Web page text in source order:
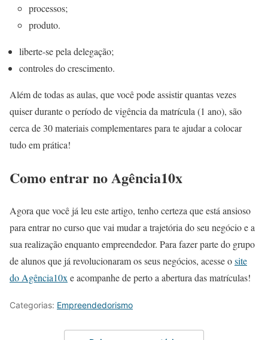
processos;
produto.
liberte-se pela delegação;
controles do crescimento.
Além de todas as aulas, que você pode assistir quantas vezes
quiser durante o período de vigência da matrícula (1 ano), são
cerca de 30 materiais complementares para te ajudar a colocar
tudo em prática!
Como entrar no Agência10x
Agora que você já leu este artigo, tenho certeza que está ansioso
para entrar no curso que vai mudar a trajetória do seu negócio e a
sua realização enquanto empreendedor. Para fazer parte do grupo
de alunos que já revolucionaram os seus negócios, acesse osite
do Agência10x e acompanhe de perto a abertura das matrículas!
Categorias: Empreendedorismo